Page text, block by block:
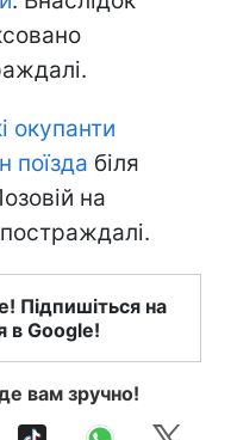
окупанти
поїзда біля
на
Підпишіться на
в Google!
вам зручно!